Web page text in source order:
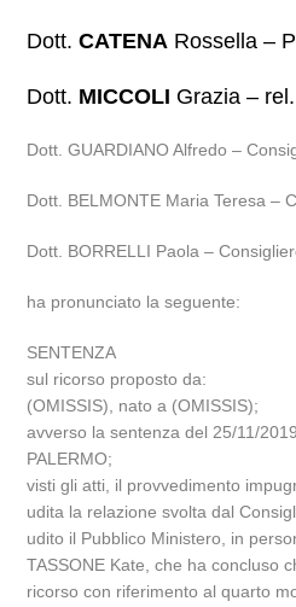
Dott.CATENA Rossella –
Dott. MICCOLI Grazia –
Dott. GUARDIANO Alfredo –
Dott. BELMONTE Maria Teresa –
Dott. BORRELLI Paola –
ha pronunciato la seguente:
SENTENZA
sul ricorso proposto da:
(OMISSIS), nato a (OMISSIS);
avverso la sentenza del 25/11/
PALERMO;
visti gli atti, il provvedimento
udita la relazione svolta dal
udito il Pubblico Ministero, in
TASSONE Kate, che ha concluso
ricorso con riferimento al quarto